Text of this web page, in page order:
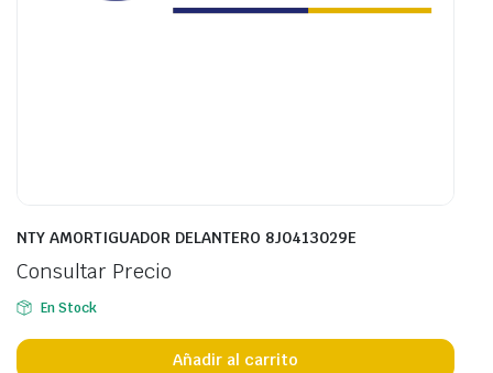
NTY AMORTIGUADOR DELANTERO 8J0413029E
Consultar Precio
En Stock
Añadir al carrito